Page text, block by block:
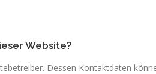
Website?
Dessen Kontaktdaten